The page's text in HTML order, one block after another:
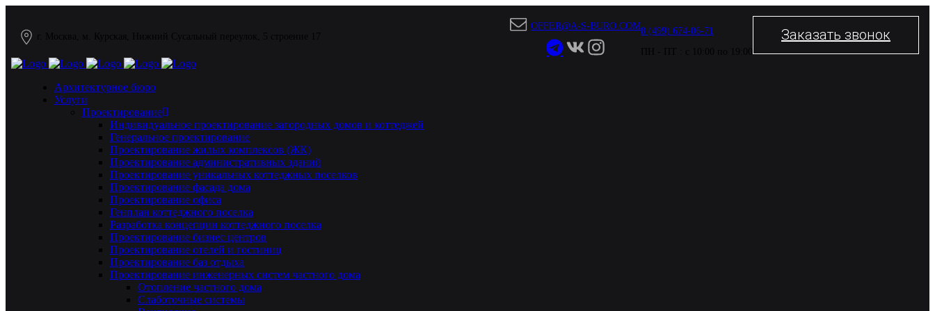
г. Москва, м. Курская, Нижний Сусальный переулок, 5 строение 17
OFFER@A-S-BURO.COM8 (499) 674-06-71
ПН - ПТ : с 10:00 по 19:00
Заказать звонок
Архитектурное бюро
Услуги
Проектирование
Индивидуальное проектирование загородных домов и коттеджей
Генеральное проектирование
Проектирование жилых комплексов (ЖК)
Проектирование административных зданий
Проектирование уникальных коттеджных поселков
Проектирование фасада дома
Проектирование офиса
Генплан коттеджного поселка
Разработка концепции коттеджного поселка
Проектирование бизнес центров
Проектирование отелей и гостиниц
Проектирование баз отдыха
Проектирование инженерных систем частного дома
Отопление частного дома
Слаботочные системы